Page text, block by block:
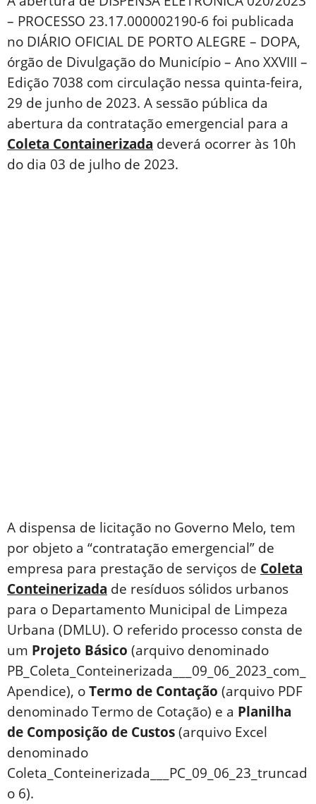
– PROCESSO 23.17.000002190-6 foi publicada
no DIÁRIO OFICIAL DE PORTO ALEGRE – DOPA,
órgão de Divulgação do Município – Ano XXVIII –
Edição 7038 com circulação nessa quinta-feira,
29 de junho de 2023. A sessão pública da
abertura da contratação emergencial para a
Coleta Containerizada deverá ocorrer às 10h
do dia 03 de julho de 2023.
A dispensa de licitação no Governo Melo, tem
por objeto a “contratação emergencial” de
empresa para prestação de serviços de Coleta
Conteinerizada de resíduos sólidos urbanos
para o Departamento Municipal de Limpeza
Urbana (DMLU). O referido processo consta de
um Projeto Básico (arquivo denominado
PB_Coleta_Conteinerizada___09_06_2023_com_
Apendice), oTermo de Contação (arquivo PDF
denominado Termo de Cotação) e a Planilha
de Composição de Custos(arquivo Excel
denominado
Coleta_Conteinerizada___PC_09_06_23_truncad
o 6).